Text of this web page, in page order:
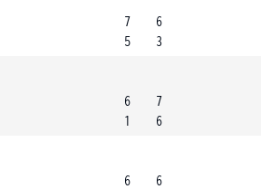
7
5
6
3
6
1
7
6
6
6